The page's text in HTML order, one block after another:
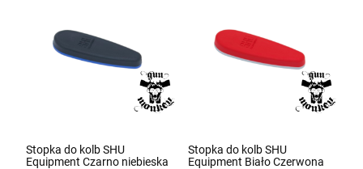
Stopka do kolb SHU
Equipment Czarno niebieska
Stopka do kolb SHU
Equipment Biało Czerwona